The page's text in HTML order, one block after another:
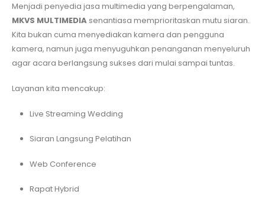
Menjadi penyedia jasa multimedia yang berpengalaman,
MKVS MULTIMEDIA senantiasa memprioritaskan mutu siaran.
Kita bukan cuma menyediakan kamera dan pengguna
kamera, namun juga menyuguhkan penanganan menyeluruh
agar acara berlangsung sukses dari mulai sampai tuntas.
Layanan kita mencakup:
Live Streaming Wedding
Siaran Langsung Pelatihan
Web Conference
Rapat Hybrid